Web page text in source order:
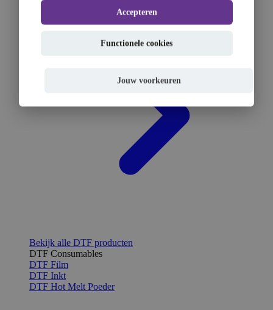
Bekijk alle DTF producten
DTF Consumables
DTF Film
DTF Inkt
DTF Hot Melt Poeder
Accepteren
Functionele cookies
Jouw voorkeuren